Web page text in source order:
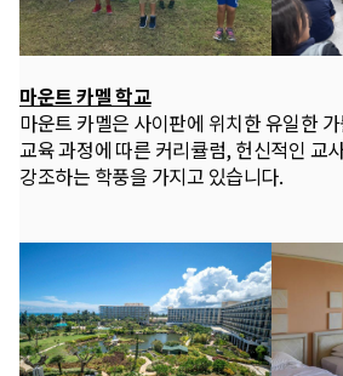
마운트 카멜 학교
마운트 카멜은 사이판에 위치한 유일한
교육 과정에 따른 커리큘럼, 헌신적인 교
강조하는 학풍을 가지고 있습니다.